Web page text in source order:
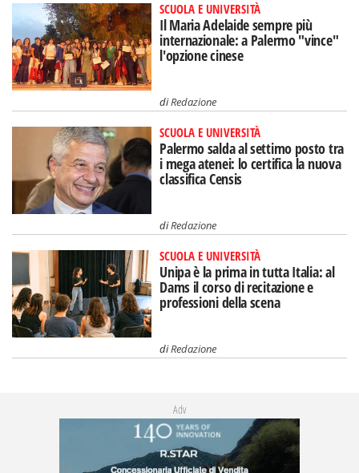
SCUOLA E UNIVERSITÀ
Il Maria Adelaide sempre più
internazionale: a Palermo "vince"
l'opzione cinese
diRedazione
SCUOLA E UNIVERSITÀ
Palermo salda al settimo posto tra
i mega atenei: lo certifica la nuova
classifica Censis
diRedazione
SCUOLA E UNIVERSITÀ
Unipa è la prima in tutta Italia: al
Dams il corso di recitazione e
professioni della scena
diRedazione
Adv